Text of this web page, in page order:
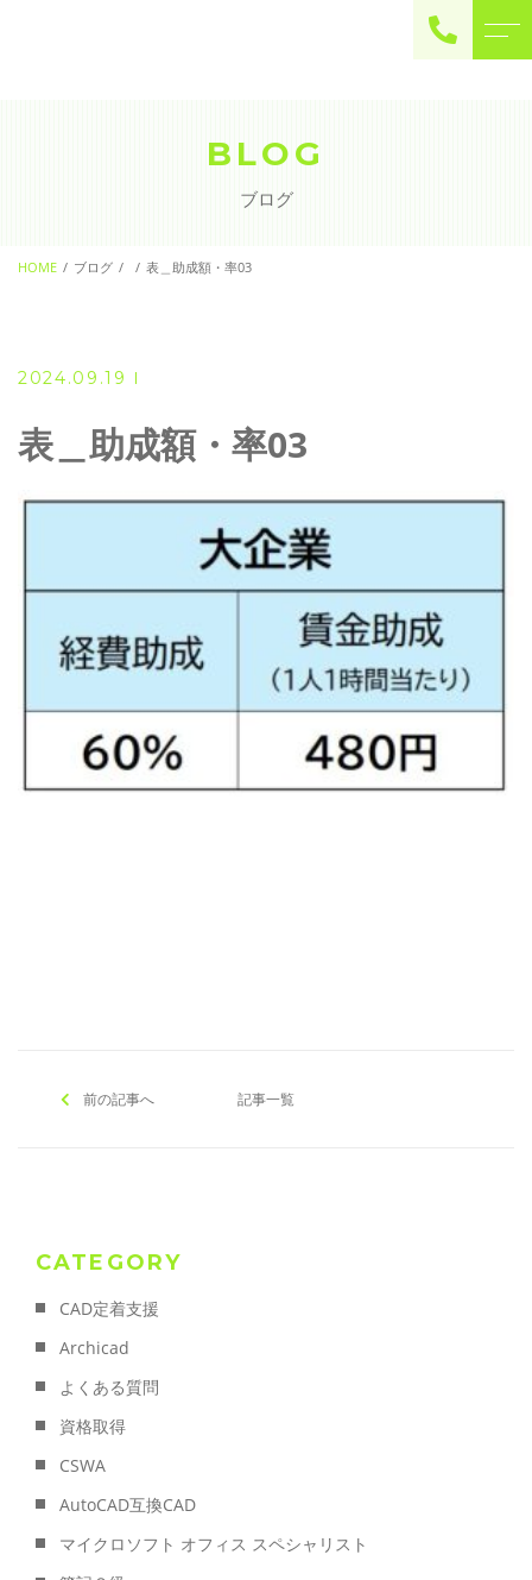
contact
BLOG
ブログ
HOME ブログ 表＿助成額・率03
2024.09.19
表＿助成額・率03
前の記事へ 記事一覧
CATEGORY
CAD定着支援
Archicad
よくある質問
資格取得
CSWA
AutoCAD互換CAD
マイクロソフト オフィス スペシャリスト